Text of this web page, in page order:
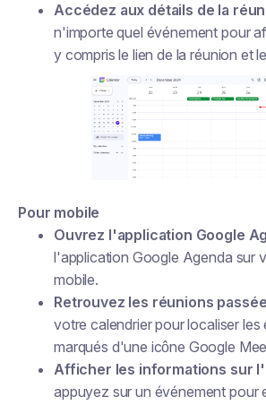
Accédez aux détails de la
n'importe quel événement pour
y compris le lien de la réunion et
Pour mobile
Ouvrez l'application Google
l'application Google Agenda sur
mobile.
Retrouvez les réunions
votre calendrier pour localiser les
marqués d'une icône Google
Afficher les informations sur
appuyez sur un événement pour